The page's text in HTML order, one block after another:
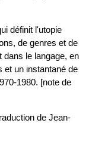
définit l'utopie
de genres et de
dans le langage, en
et un instantané de
1980. [note de
de Jean-